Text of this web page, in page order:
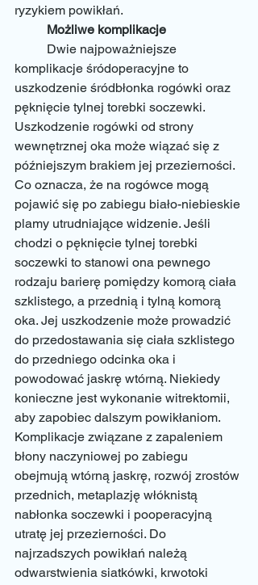
ryzykiem powikłań.
Możliwe komplikacje
komplikacje śródoperacyjne to
uszkodzenie śródbłonka rogówki oraz
pęknięcie tylnej torebki soczewki.
Uszkodzenie rogówki od strony
wewnętrznej oka może wiązać się z
późniejszym brakiem jej przezierności.
Co oznacza, że na rogówce mogą
pojawić się po zabiegu biało-niebieskie
plamy utrudniające widzenie. Jeśli
chodzi o pęknięcie tylnej torebki
soczewki to stanowi ona pewnego
rodzaju barierę pomiędzy komorą ciała
szklistego, a przednią i tylną komorą
oka. Jej uszkodzenie może prowadzić
do przedostawania się ciała szklistego
do przedniego odcinka oka i
powodować jaskrę wtórną. Niekiedy
konieczne jest wykonanie witrektomii,
aby zapobiec dalszym powikłaniom.
Komplikacje związane z zapaleniem
błony naczyniowej po zabiegu
obejmują wtórną jaskrę, rozwój zrostów
przednich, metaplazję włóknistą
nabłonka soczewki i pooperacyjną
utratę jej przezierności. Do
najrzadszych powikłań należą
odwarstwienia siatkówki, krwotoki